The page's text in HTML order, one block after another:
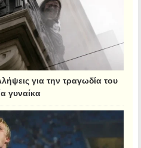
για την τραγωδία του
γυναίκα